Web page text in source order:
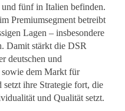
fünf in Italien befinden.
Premiumsegment betreibt
Lagen – insbesondere
Damit stärkt die DSR
deutschen und
sowie dem Markt für
setzt ihre Strategie fort, die
und Qualität setzt.